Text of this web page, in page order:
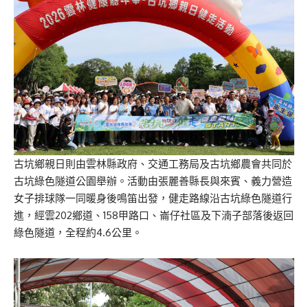
古坑鄉親日則由雲林縣政府、交通工務局及古坑鄉農會共同於
古坑綠色隧道公園舉辦。活動由張麗善縣長與來賓、義力營造
女子排球隊一同暖身後鳴笛出發，健走路線沿古坑綠色隧道行
進，經雲202鄉道、158甲路口、崙仔社區及下湳子部落後返回
綠色隧道，全程約4.6公里。